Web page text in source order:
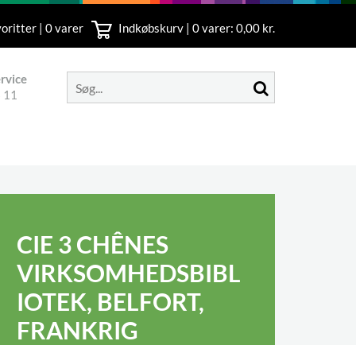
| 0 varer Indkøbskurv | 0varer: 0,00 kr.
CIE 3 CHÊNES
VIRKSOMHEDSBIBL
IOTEK, BELFORT,
FRANKRIG